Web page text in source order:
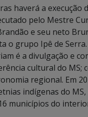
haverá a execução
pelo Mestre
e seu neto
o grupo Ipê de
é a divulgação e
cultural do MS;
regional. Em
indígenas do
municípios do